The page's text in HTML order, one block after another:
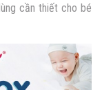
cần thiết cho bé